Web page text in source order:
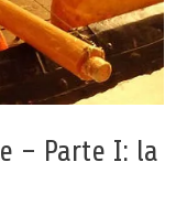
– Parte I: la